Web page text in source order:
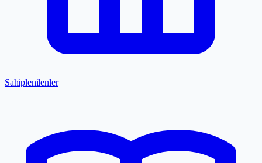
Sahiplenilenler